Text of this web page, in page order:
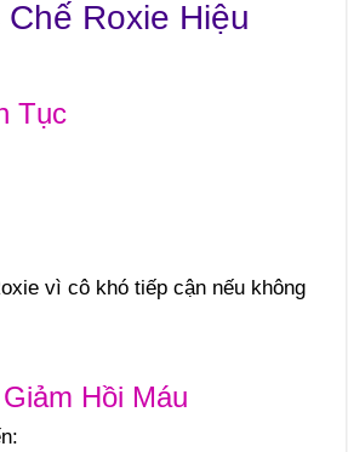
Roxie Hiệu
Tục
vì cô khó tiếp cận nếu không
Hồi Máu